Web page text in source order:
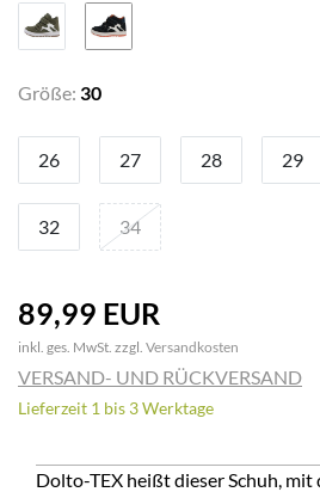
Größe: 30
26 27 28 29
32 34
89,99 EUR
inkl. ges. MwSt. zzgl. Versandkosten
VERSAND- UND RÜCKVERSAND
Lieferzeit 1 bis 3 Werktage
Dolto-TEX heißt dieser Schuh, mit